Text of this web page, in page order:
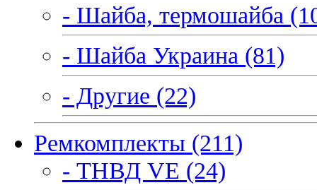
- Шайба, термошайба
- Шайба Украина (81)
- Другие (22)
Ремкомплекты (211)
- ТНВД VE (24)